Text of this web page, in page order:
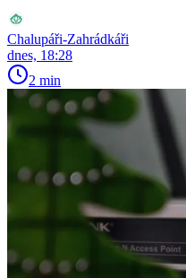
Chalupáři-Zahrádkáři
dnes, 18:28
2 min